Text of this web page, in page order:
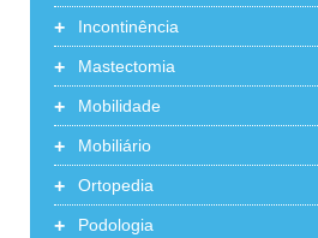
+ Incontinência
+ Mastectomia
+ Mobilidade
+ Mobiliário
+ Ortopedia
+ Podologia